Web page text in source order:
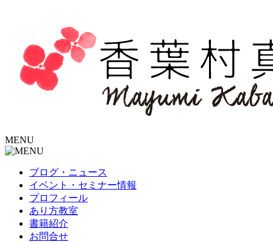
MENU
ブログ・ニュース
イベント・セミナー情報
プロフィール
あり方教室
書籍紹介
お問合せ